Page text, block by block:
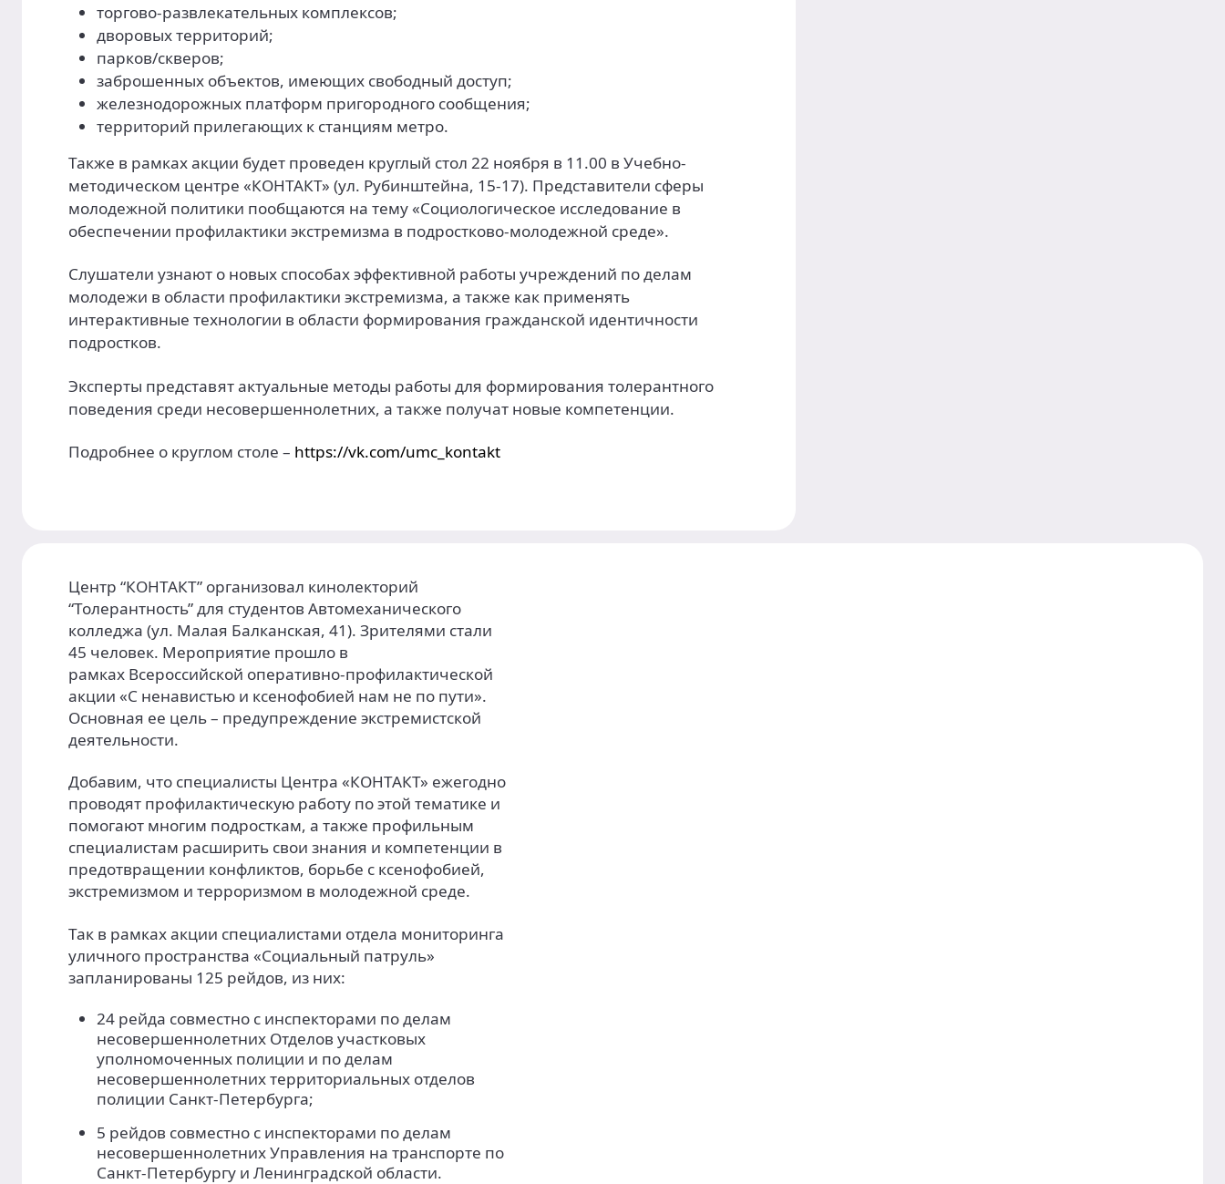
торгово-развлекательных комплексов;
дворовых территорий;
парков/скверов;
заброшенных объектов, имеющих свободный доступ;
железнодорожных платформ пригородного сообщения;
территорий прилегающих к станциям метро.
Также в рамках акции будет проведен круглый стол 22 ноября в 11.00 в Учебно-
методическом центре «КОНТАКТ» (ул. Рубинштейна, 15-17). Представители сферы
молодежной политики пообщаются на тему «Социологическое исследование в
обеспечении профилактики экстремизма в подростково-молодежной среде».
Слушатели узнают о новых способах эффективной работы учреждений по делам
молодежи в области профилактики экстремизма, а также как применять
интерактивные технологии в области формирования гражданской идентичности
подростков.
Эксперты представят актуальные методы работы для формирования толерантного
поведения среди несовершеннолетних, а также получат новые компетенции.
Подробнее о круглом столе – https://vk.com/umc_kontakt
Центр “КОНТАКТ” организовал кинолекторий
“Толерантность” для студентов Автомеханического
колледжа (ул. Малая Балканская, 41). Зрителями стали
45 человек. Мероприятие прошло в
рамках Всероссийской оперативно-профилактической
акции «С ненавистью и ксенофобией нам не по пути».
Основная ее цель – предупреждение экстремистской
деятельности.
Добавим, что специалисты Центра «КОНТАКТ» ежегодно
проводят профилактическую работу по этой тематике и
помогают многим подросткам, а также профильным
специалистам расширить свои знания и компетенции в
предотвращении конфликтов, борьбе с ксенофобией,
экстремизмом и терроризмом в молодежной среде.
Так в рамках акции специалистами отдела мониторинга
уличного пространства «Социальный патруль»
запланированы 125 рейдов, из них:
24 рейда совместно с инспекторами по делам
несовершеннолетних Отделов участковых
уполномоченных полиции и по делам
несовершеннолетних территориальных отделов
полиции Санкт-Петербурга;
5 рейдов совместно с инспекторами по делам
несовершеннолетних Управления на транспорте по
Санкт-Петербургу и Ленинградской области.